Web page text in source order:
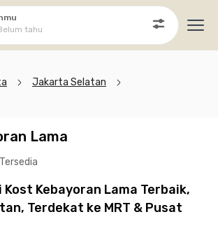
tahu
Jakarta Selatan
Lama
Tersedia
Kost Kebayoran Lama Terbaik,
Terdekat ke MRT & Pusat